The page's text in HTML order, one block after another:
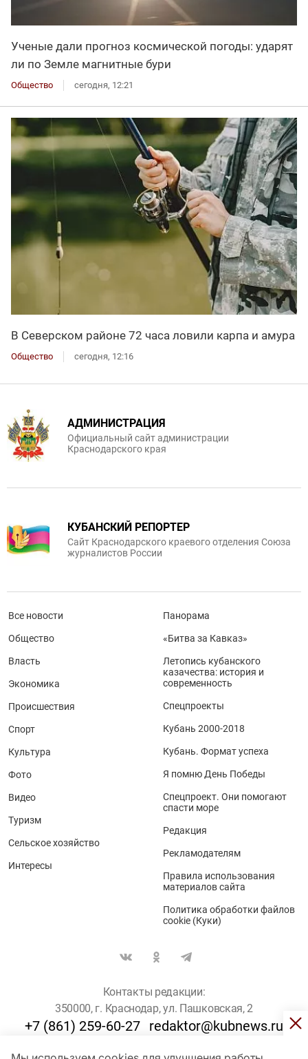
Ученые дали прогноз космической погоды: ударят
ли по Земле магнитные бури
Общество сегодня, 12:21
В Северском районе 72 часа ловили карпа и амура
Общество сегодня, 12:16
АДМИНИСТРАЦИЯ
Официальный сайт администрации
Краснодарского края
КУБАНСКИЙ РЕПОРТЕР
Сайт Краснодарского краевого отделения Союза
журналистов России
Все новости
Общество
Власть
Экономика
Происшествия
Спорт
Культура
Фото
Видео
Туризм
Сельское хозяйство
Интересы
Панорама
«Битва за Кавказ»
Летопись кубанского
казачества: история и
современность
Спецпроекты
Кубань 2000-2018
Кубань. Формат успеха
Я помню День Победы
Спецпроект. Они помогают
спасти море
Редакция
Рекламодателям
Правила использования
материалов сайта
Политика обработки файлов
cookie (Куки)
Контакты редакции:
350000, г. Краснодар, ул. Пашковская, 2
+7 (861) 259-60-27 redaktor@kubnews.ru